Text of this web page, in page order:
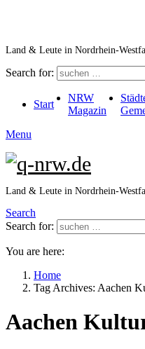
Land & Leute in Nordrhein-
Search for:
Start
NRW
Magazin
Menu
Land & Leute in Nordrhein-
Search
Search for:
You are here:
Home
Tag Archives: Aachen
Aachen